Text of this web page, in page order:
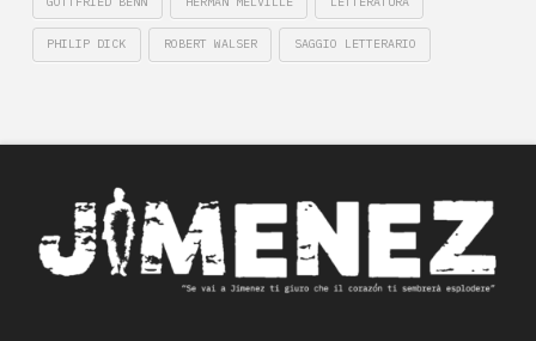
PHILIP DICK ROBERT WALSER SAGGIO LETTERARIO